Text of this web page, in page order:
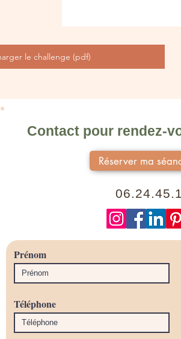
le challenge (pdf)
Contact pour rendez-
Réserver ma
Prénom
Téléphone